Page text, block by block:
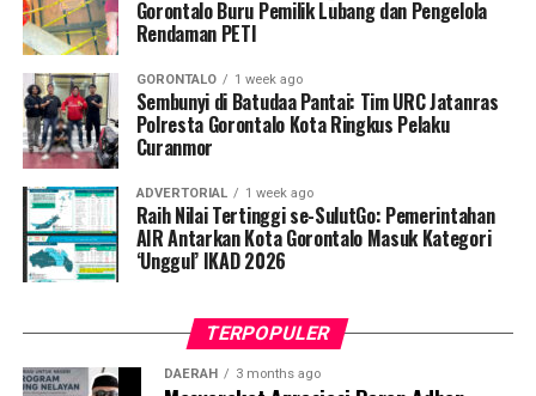
Penyuluhan difokuskan pada pemahaman mekanisme
penularan, pengenalan gejala awal, pentingnya
hingga tuntas, serta pengikisan stigma negatif terhadap
penyintas TBC di lingkungan warga.
“Literasi kesehatan warga adalah fondasi utama dalam
memutus rantai penularan TBC. Kami berupaya
menyampaikan edukasi yang persuasif dan mudah
dipahami agar warga tidak ragu melakukan pemeriksaan
apabila mengalami gejala batuk berkepanjangan,”
Selain skrining TBC, mahasiswa turut mendampingi
Gorontalo Buru Pemilik Lubang dan Pengelola
Rendaman PETI
GORONTALO 1 week ago
Sembunyi di Batudaa Pantai: Tim URC Jatanras
Polresta Gorontalo Kota Ringkus Pelaku
Curanmor
ADVERTORIAL 1 week ago
Raih Nilai Tertinggi se-SulutGo: Pemerintahan
AIR Antarkan Kota Gorontalo Masuk Kategori
‘Unggul’ IKAD 2026
TERPOPULER
DAERAH 3 months ago